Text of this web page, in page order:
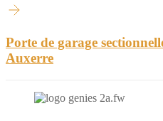
Porte de garage
Auxerre